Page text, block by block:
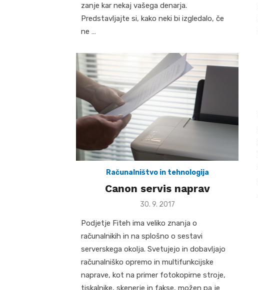
zanje kar nekaj vašega denarja.
Predstavljajte si, kako neki bi izgledalo, če
ne …
Računalništvo in tehnologija
Canon servis naprav
Posted
30. 9. 2017
Podjetje Fiteh ima veliko znanja o
računalnikih in na splošno o sestavi
serverskega okolja. Svetujejo in dobavljajo
računalniško opremo in multifunkcijske
naprave, kot na primer fotokopirne stroje,
tiskalnike, skenerje in fakse, možen pa je